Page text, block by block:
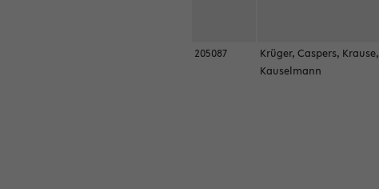
205087
Krüger, Caspers, Krause,
Kauselmann